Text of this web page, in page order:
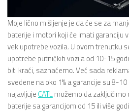
Moje lično mišljenje je da će se za
baterije i motori koji će imati garanciju
vek upotrebe vozila. U ovom trenutku
upotrebe putničkih vozila od 10-15
biti kraći, saznaćemo. Već sada
svedene na oko 1% a garancije su 8-
najavljuje CATLmožemo da
baterije sa garancijom od 15 ili više